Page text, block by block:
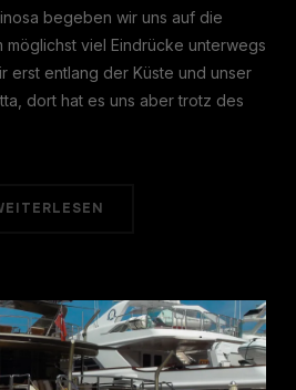
begeben wir uns auf die
möglichst viel Eindrücke unterwegs
erst entlang der Küste und unser
dort hat es uns aber trotz des